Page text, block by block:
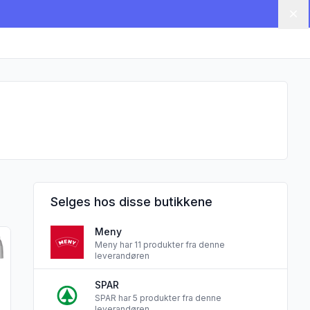
250g Juviksild"
"Sennepsild 280g Juviksild"
Selges hos disse butikkene
Meny
Meny har 11 produkter fra denne
leverandøren
SPAR
SPAR har 5 produkter fra denne